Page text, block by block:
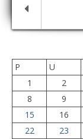
P
U
1
2
8
9
15
16
22
23